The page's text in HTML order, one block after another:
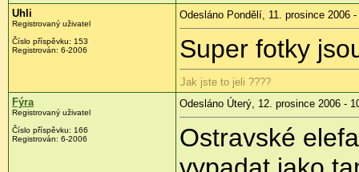
Uhli
Registrovaný uživatel
Číslo příspěvku: 153
Registrován: 6-2006
Odesláno Pondělí, 11. prosince 2006 -
Super fotky
Jak jste to jeli ????
Fýra
Registrovaný uživatel
Číslo příspěvku: 166
Registrován: 6-2006
Odesláno Úterý, 12. prosince 2006 -
Ostravské